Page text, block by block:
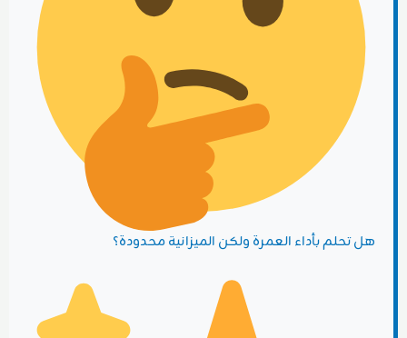
هل تحلم بأداء العمرة ولكن الميزانية محدودة؟